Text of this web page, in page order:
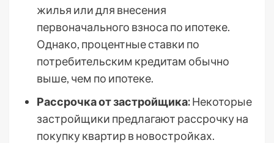
жилья или для внесения
первоначального взноса по ипотеке.
Однако, процентные ставки по
потребительским кредитам обычно
выше, чем по ипотеке.
Рассрочка от застройщика:Некоторые
застройщики предлагают рассрочку на
покупку квартир в новостройках.